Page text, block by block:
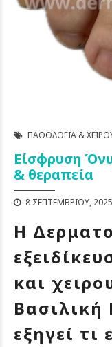
ΠΑΘΟΛΟΓΊΑ &
Είσφρυση
& θεραπεία
8 ΣΕΠΤΕΜΒΡΊΟΥ, 2025
Η
και
εξηγεί τι